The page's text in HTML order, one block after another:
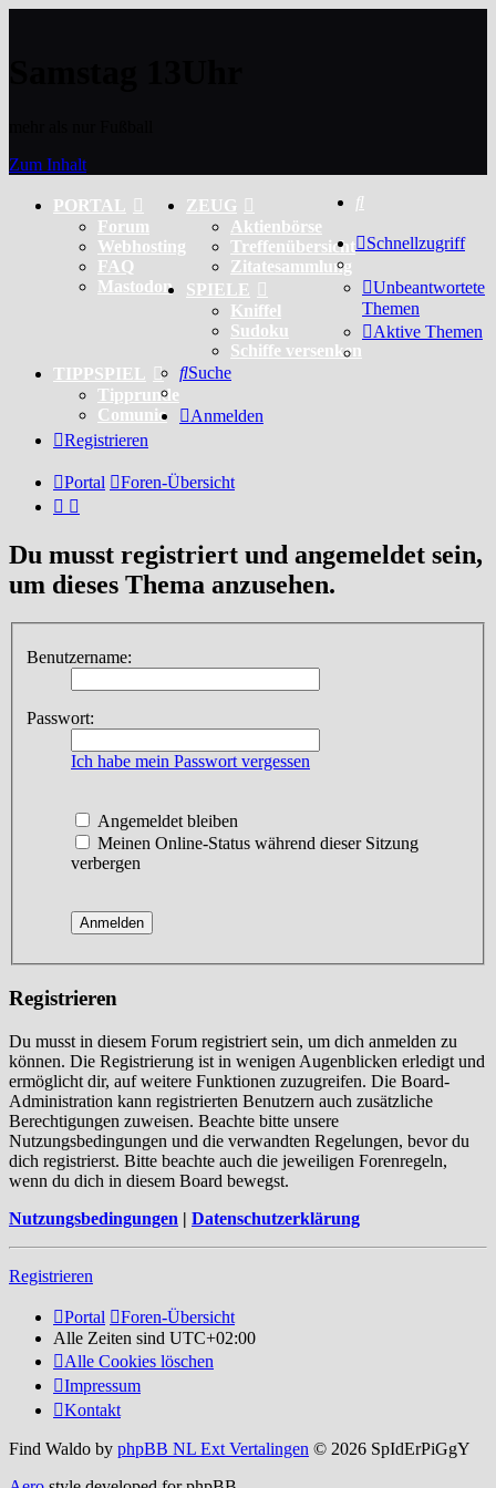
Zum Inhalt
PORTAL
Forum
Webhosting
FAQ
Mastodon
ZEUG
Aktienbörse
Treffenübersicht
Zitatesammlung
SPIELE
Kniffel
Sudoku
Schiffe versenken
TIPPSPIEL
Tipprunde
Comunio
Schnellzugriff
Unbeantwortete
Themen
Aktive Themen
Suche
Anmelden
Registrieren
Portal Foren-Übersicht
Du musst registriert und angemeldet sein,
um dieses Thema anzusehen.
Benutzername:
Passwort:
Ich habe mein Passwort vergessen
Angemeldet bleiben
Meinen Online-Status während dieser Sitzung
verbergen
Registrieren
Du musst in diesem Forum registriert sein, um dich anmelden zu
können. Die Registrierung ist in wenigen Augenblicken erledigt und
ermöglicht dir, auf weitere Funktionen zuzugreifen. Die Board-
Administration kann registrierten Benutzern auch zusätzliche
Berechtigungen zuweisen. Beachte bitte unsere
Nutzungsbedingungen und die verwandten Regelungen, bevor du
dich registrierst. Bitte beachte auch die jeweiligen Forenregeln,
wenn du dich in diesem Board bewegst.
Nutzungsbedingungen | Datenschutzerklärung
Registrieren
Portal
Foren-Übersicht
Alle Zeiten sind UTC+02:00
Alle Cookies löschen
Impressum
Kontakt
Find Waldo by phpBB NL Ext Vertalingen © 2026 SpIdErPiGgY